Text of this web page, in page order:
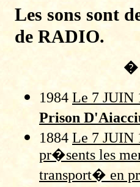
Les sons sont
de RADIO.
�
1984 Le 7 JUIN
Prison
1884Le 7 JUIN
pr�sents les
transport� en